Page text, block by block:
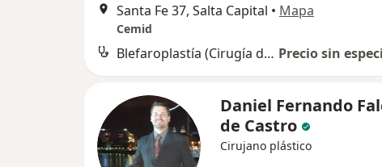
Santa Fe 37, Salta Capital • Mapa
Cemid
Blefaroplastía (Cirugía de los párpados) Precio sin
Daniel Fernando
de Castro
Cirujano plástico